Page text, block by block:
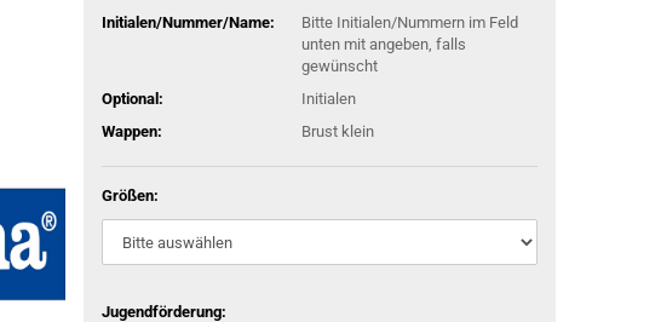
Initialen/Nummer/Name:
Bitte Initialen/Nummern im Feld
unten mit angeben, falls
gewünscht
Optional:
Initialen
Wappen:
Brust klein
Größen:
Jugendförderung: